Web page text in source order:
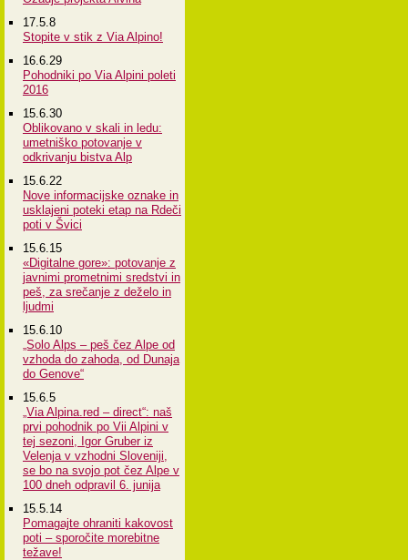
17.5.8
Stopite v stik z Via Alpino!
16.6.29
Pohodniki po Via Alpini poleti
2016
15.6.30
Oblikovano v skali in ledu:
umetniško potovanje v
odkrivanju bistva Alp
15.6.22
Nove informacijske oznake in
usklajeni poteki etap na Rdeči
poti v Švici
15.6.15
«Digitalne gore»: potovanje z
javnimi prometnimi sredstvi in
peš, za srečanje z deželo in
ljudmi
15.6.10
„Solo Alps – peš čez Alpe od
vzhoda do zahoda, od Dunaja
do Genove“
15.6.5
„Via Alpina.red – direct“: naš
prvi pohodnik po Vii Alpini v
tej sezoni, Igor Gruber iz
Velenja v vzhodni Sloveniji,
se bo na svojo pot čez Alpe v
100 dneh odpravil 6. junija
15.5.14
Pomagajte ohraniti kakovost
poti – sporočite morebitne
težave!